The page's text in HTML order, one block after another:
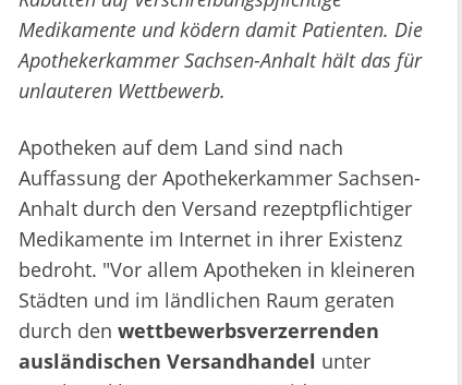
Medikamente und ködern damit Patienten. Die
Apothekerkammer Sachsen-Anhalt hält das für
unlauteren Wettbewerb.
Apotheken auf dem Land sind nach
Auffassung der Apothekerkammer Sachsen-
Anhalt durch den Versand rezeptpflichtiger
Medikamente im Internet in ihrer Existenz
bedroht. "Vor allem Apotheken in kleineren
Städten und im ländlichen Raum geraten
durch den wettbewerbsverzerrenden
ausländischen Versandhandel unter